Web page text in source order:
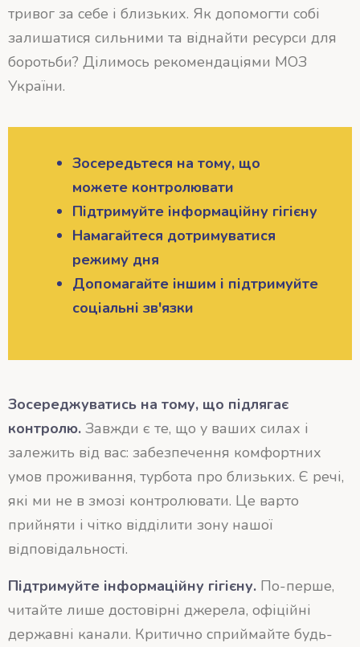
тривог за себе і близьких. Як допомогти собі
залишатися сильними та віднайти ресурси для
боротьби? Ділимось рекомендаціями МОЗ
України.
Зосередьтеся на тому, що
можете контролювати
Підтримуйте інформаційну гігієну
Намагайтеся дотримуватися
режиму дня
Допомагайте іншим і підтримуйте
соціальні зв'язки
Зосереджуватись на тому, що підлягає
контролю. Завжди є те, що у ваших силах і
залежить від вас: забезпечення комфортних
умов проживання, турбота про близьких. Є речі,
які ми не в змозі контролювати. Це варто
прийняти і чітко відділити зону нашої
відповідальності.
Підтримуйте інформаційну гігієну. По-перше,
читайте лише достовірні джерела, офіційні
державні канали. Критично сприймайте будь-